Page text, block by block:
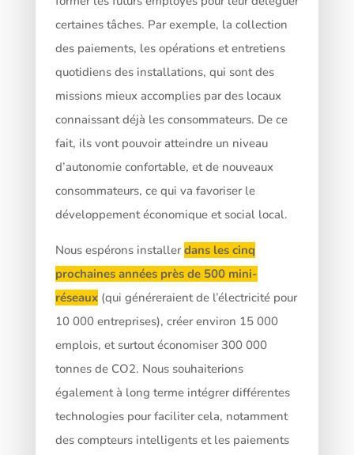
certaines tâches. Par exemple, la collection
des paiements, les opérations et entretiens
quotidiens des installations, qui sont des
missions mieux accomplies par des locaux
connaissant déjà les consommateurs. De ce
fait, ils vont pouvoir atteindre un niveau
d’autonomie confortable, et de nouveaux
consommateurs, ce qui va favoriser le
développement économique et social local.
Nous espérons installerdans les cinq
prochaines années près de 500 mini-
réseaux(qui généreraient de l’électricité pour
10 000 entreprises), créer environ 15 000
emplois, et surtout économiser 300 000
tonnes de CO2. Nous souhaiterions
également à long terme intégrer différentes
technologies pour faciliter cela, notamment
des compteurs intelligents et les paiements